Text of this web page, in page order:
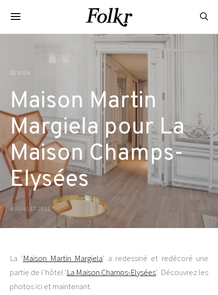
DESIGN
Maison Martin
Margiela pour La
Maison Champs-
Elysées
4 JUILLET 2011
La ‘Maison Martin Margiela‘ a redessiné et redécoré une
partie de l’hôtel ‘La Maison Champs-Elysées‘. Découvrez les
photos ici et maintenant.